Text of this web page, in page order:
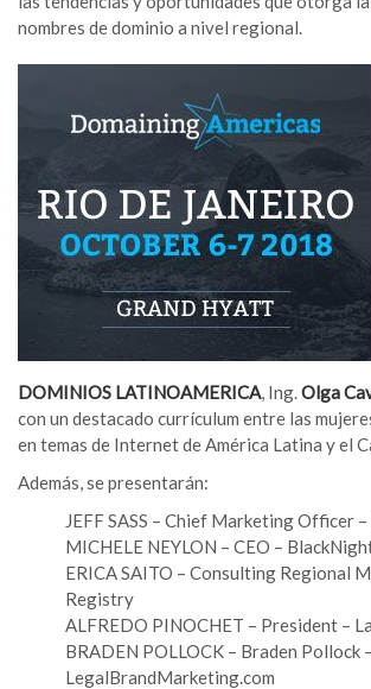
nombres de dominio a nivel regional.
DOMINIOS LATINOAMERICA, Ing.Olga
con un destacado currículum entre las
en temas de Internet de América Latina y el
Además, se presentarán:
JEFF SASS – Chief Marketing Officer
MICHELE NEYLON – CEO –
ERICA SAITO – Consulting Regional
Registry
ALFREDO PINOCHET – President –
BRADEN POLLOCK – Braden Pollock –
LegalBrandMarketing.com